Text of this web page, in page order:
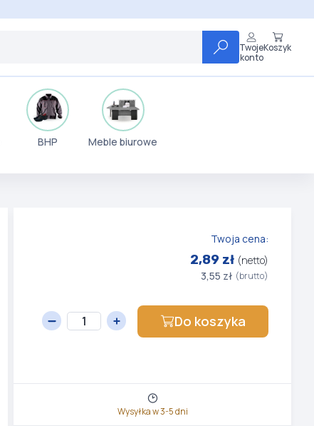
Twoje
konto
Koszyk
BHP Meble biurowe
Twoja cena:
2,89 zł (netto)
3,55 zł (brutto)
Do koszyka
Wysyłka w 3-5 dni